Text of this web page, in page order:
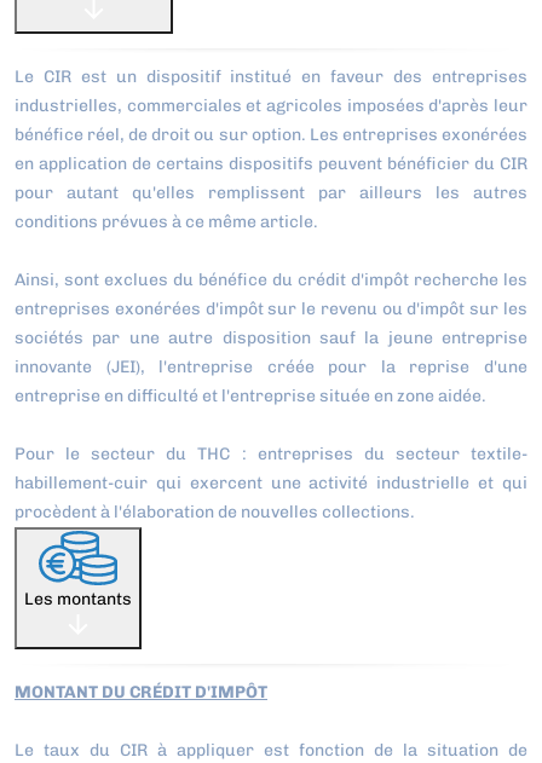
Le CIR est un dispositif institué en faveur des entreprises
industrielles, commerciales et agricoles imposées d'après leur
bénéfice réel, de droit ou sur option. Les entreprises exonérées
en application de certains dispositifs peuvent bénéficier du CIR
pour autant qu'elles remplissent par ailleurs les autres
conditions prévues à ce même article.
Ainsi, sont exclues du bénéfice du crédit d'impôt recherche les
entreprises exonérées d'impôt sur le revenu ou d'impôt sur les
sociétés par une autre disposition sauf la jeune entreprise
innovante (JEI), l'entreprise créée pour la reprise d'une
entreprise en difficulté et l'entreprise située en zone aidée.
Pour le secteur du THC : entreprises du secteur textile-
habillement-cuir qui exercent une activité industrielle et qui
procèdent à l'élaboration de nouvelles collections.
Les montants
MONTANT DU CRÉDIT D'IMPÔT
Le taux du CIR à appliquer est fonction de la situation de